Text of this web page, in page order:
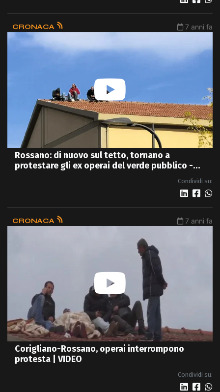
CRONACA 7 anni fa
Rossano: di nuovo sul tetto, tornano a
protestare gli ex operai del verde pubblico -
Condividi su:
CRONACA 7 anni fa
Corigliano-Rossano, operai interrompono
protesta | VIDEO
Condividi su: